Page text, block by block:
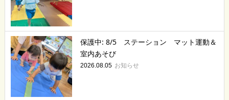
保護中: 8/5 ステーション マット運動＆
室内あそび
2026.08.05 お知らせ